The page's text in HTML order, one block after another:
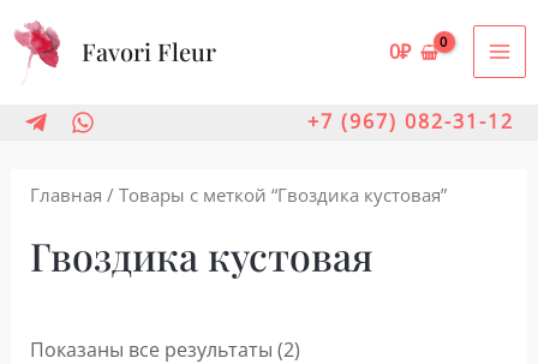
Перейти
содержимому
Favori Fleur 0₽
+7 (967) 082-31-12
Главная / Товары с меткой “Гвоздика кустовая”
Гвоздика кустовая
Показаны все результаты (2)